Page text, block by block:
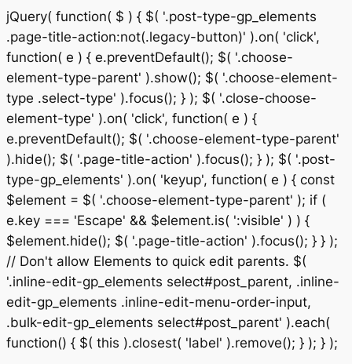
jQuery( function( $ ) { $( '.post-type-gp_elements
.page-title-action:not(.legacy-button)' ).on( 'click',
function( e ) { e.preventDefault(); $( '.choose-
element-type-parent' ).show(); $( '.choose-element-
type .select-type' ).focus(); } ); $( '.close-choose-
element-type' ).on( 'click', function( e ) {
e.preventDefault(); $( '.choose-element-type-parent'
).hide(); $( '.page-title-action' ).focus(); } ); $( '.post-
type-gp_elements' ).on( 'keyup', function( e ) { const
$element = $( '.choose-element-type-parent' ); if (
e.key === 'Escape' && $element.is( ':visible' ) ) {
$element.hide(); $( '.page-title-action' ).focus(); } } );
// Don't allow Elements to quick edit parents. $(
'.inline-edit-gp_elements select#post_parent, .inline-
edit-gp_elements .inline-edit-menu-order-input,
.bulk-edit-gp_elements select#post_parent' ).each(
function() { $( this ).closest( 'label' ).remove(); } ); } );